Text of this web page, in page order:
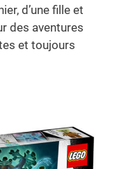
d’une fille et
des aventures
et toujours